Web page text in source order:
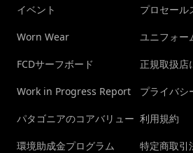
イベント
Worn Wear
FCDサーフボード
Work in Progress Report
パタゴニアのコアバリュー
環境助成金プログラム
プロセール
ユニフォー
正規取扱店
プライバシ
利用規約
特定商取引